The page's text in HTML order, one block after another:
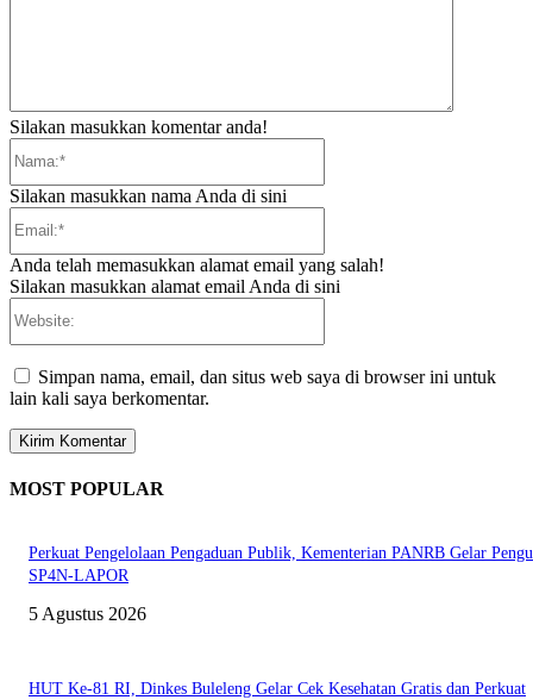
Silakan masukkan komentar anda!
Silakan masukkan nama Anda di sini
Anda telah memasukkan alamat email yang salah!
Silakan masukkan alamat email Anda di sini
Simpan nama, email, dan situs web saya di browser ini untuk
lain kali saya berkomentar.
MOST POPULAR
Perkuat Pengelolaan Pengaduan Publik, Kementerian PANRB Gelar
SP4N-LAPOR
5 Agustus 2026
HUT Ke-81 RI, Dinkes Buleleng Gelar Cek Kesehatan Gratis dan Perkuat